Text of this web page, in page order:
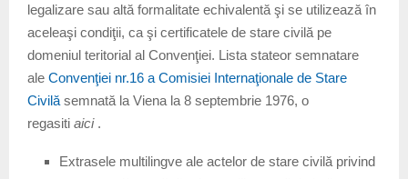
legalizare sau altă formalitate echivalentă şi se utilizează în
aceleaşi condiţii, ca şi certificatele de stare civilă pe
domeniul teritorial al Convenţiei. Lista stateor semnatare
ale Convenţiei nr.16 a Comisiei Internaţionale de Stare
Civilă semnată la Viena la 8 septembrie 1976, o
regasiti aici.
Extrasele multilingve ale actelor de stare civilă privind